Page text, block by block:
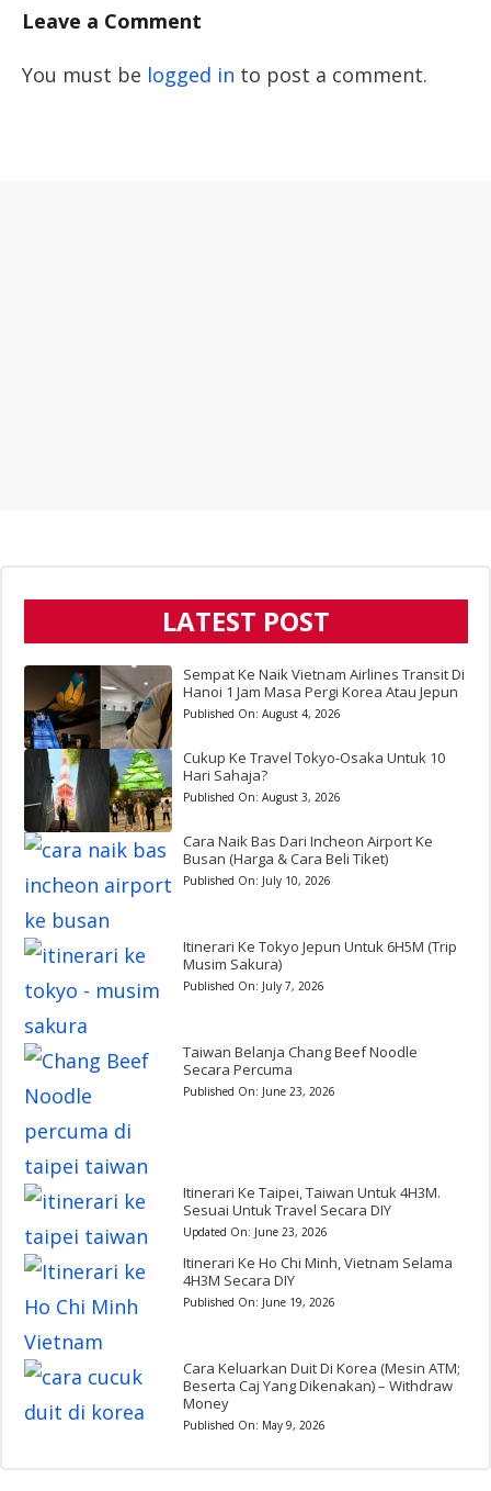
Leave a Comment
You must be logged in to post a comment.
LATEST POST
Sempat Ke Naik Vietnam Airlines Transit Di
Hanoi 1 Jam Masa Pergi Korea Atau Jepun
Published On: August 4, 2026
Cukup Ke Travel Tokyo-Osaka Untuk 10
Hari Sahaja?
Published On: August 3, 2026
Cara Naik Bas Dari Incheon Airport Ke
Busan (Harga & Cara Beli Tiket)
Published On: July 10, 2026
Itinerari Ke Tokyo Jepun Untuk 6H5M (Trip
Musim Sakura)
Published On: July 7, 2026
Taiwan Belanja Chang Beef Noodle
Secara Percuma
Published On: June 23, 2026
Itinerari Ke Taipei, Taiwan Untuk 4H3M.
Sesuai Untuk Travel Secara DIY
Updated On: June 23, 2026
Itinerari Ke Ho Chi Minh, Vietnam Selama
4H3M Secara DIY
Published On: June 19, 2026
Cara Keluarkan Duit Di Korea (Mesin ATM;
Beserta Caj Yang Dikenakan) – Withdraw
Money
Published On: May 9, 2026